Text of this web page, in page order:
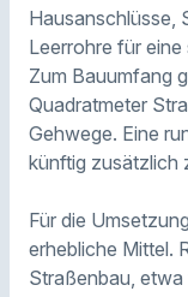
Hausanschlüsse,
Leerrohre für
Zum Bauumfang
Quadratmeter
Gehwege. Eine
künftig zusätzlich
Für die
erhebliche Mittel.
Straßenbau,